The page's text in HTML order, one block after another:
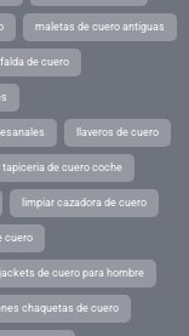
maletas de cuero antiguas
falda de cuero
llaveros de cuero
tapiceria de cuero coche
limpiar cazadora de cuero
cuero
jackets de cuero para hombre
chaquetas de cuero